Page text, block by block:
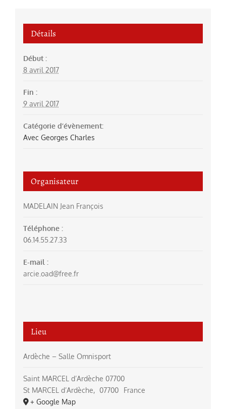
Détails
Début :
8 avril 2017
Fin :
9 avril 2017
Catégorie d’évènement:
Avec Georges Charles
Organisateur
MADELAIN Jean François
Téléphone :
06.14.55.27.33
E-mail :
arcie.oad@free.fr
Lieu
Ardèche – Salle Omnisport
Saint MARCEL d’Ardèche 07700
St MARCEL d’Ardèche, 07700
France
+ Google Map